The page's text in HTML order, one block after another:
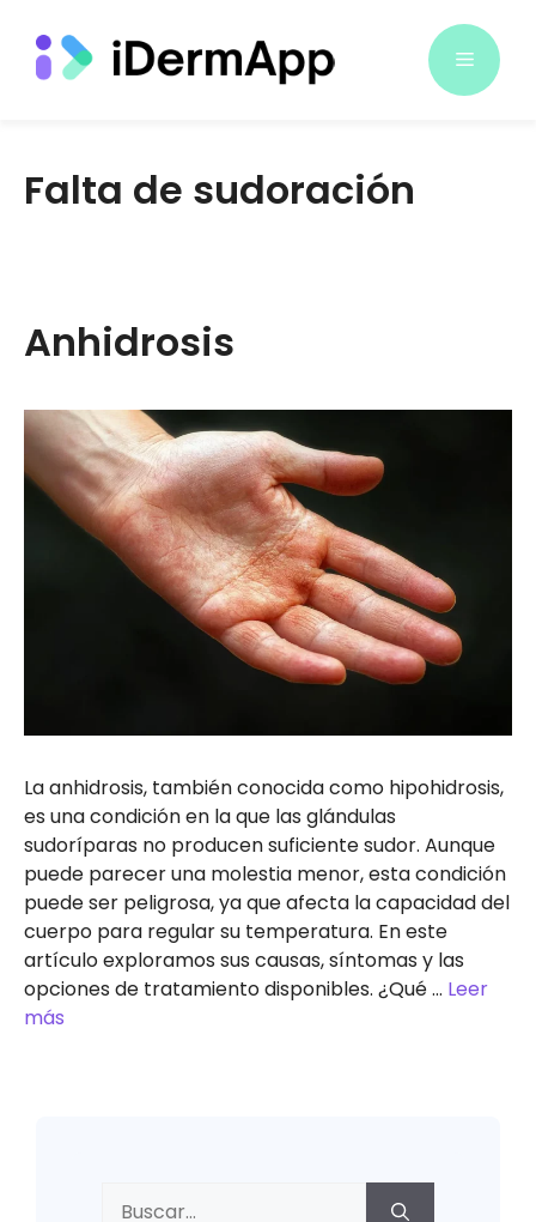
contenido
Menú
Falta de sudoración
Anhidrosis
La anhidrosis, también conocida como hipohidrosis,
es una condición en la que las glándulas
sudoríparas no producen suficiente sudor. Aunque
puede parecer una molestia menor, esta condición
puede ser peligrosa, ya que afecta la capacidad del
cuerpo para regular su temperatura. En este
artículo exploramos sus causas, síntomas y las
opciones de tratamiento disponibles. ¿Qué … Leer
más